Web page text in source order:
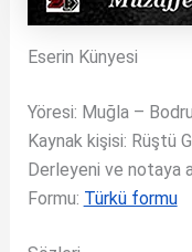
Eserin Künyesi
Yöresi: Muğla –
Kaynak kişisi: Rüştü
Derleyeni ve notaya
Formu: Türkü formu